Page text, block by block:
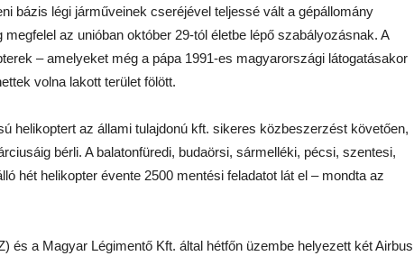
bázis légi járműveinek cseréjével teljessé vált a gépállomány
az unióban október 29-tól életbe lépő szabályozásnak. A
– amelyeket még a pápa 1991-es magyarországi látogatásakor
volna lakott terület fölött.
helikoptert az állami tulajdonú kft. sikeres közbeszerzést követően,
bérli. A balatonfüredi, budaörsi, sármelléki, pécsi, szentesi,
hét helikopter évente 2500 mentési feladatot lát el – mondta az
és a Magyar Légimentő Kft. által hétfőn üzembe helyezett két Airbus